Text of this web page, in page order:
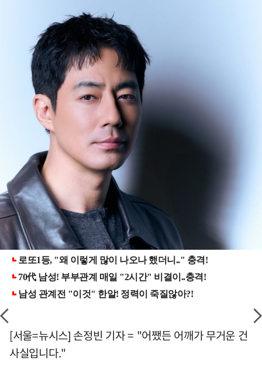
[서울=뉴시스] 손정빈 기자 = "어쨌든 어깨가 무거운 건
사실입니다."